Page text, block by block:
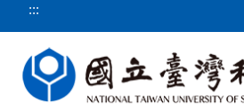
到
:::